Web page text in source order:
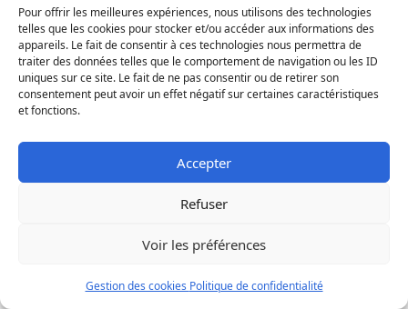
Pour offrir les meilleures expériences, nous utilisons des technologies
telles que les cookies pour stocker et/ou accéder aux informations des
appareils. Le fait de consentir à ces technologies nous permettra de
traiter des données telles que le comportement de navigation ou les ID
uniques sur ce site. Le fait de ne pas consentir ou de retirer son
consentement peut avoir un effet négatif sur certaines caractéristiques
et fonctions.
Accepter
Refuser
Voir les préférences
Gestion des cookies Politique de confidentialité
09 72 95 15 20
Lundi au jeudi : 8h – 12h / 14h – 18h
Vendredi : 8h – 12h
|Mentions légales